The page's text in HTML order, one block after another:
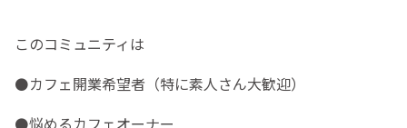
このコミュニティは
⚫️カフェ開業希望者（特に素人さん大歓迎）